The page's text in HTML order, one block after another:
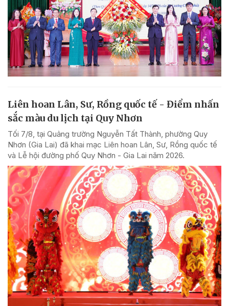
Liên hoan Lân, Sư, Rồng quốc tế - Điểm nhấn
sắc màu du lịch tại Quy Nhơn
Tối 7/8, tại Quảng trường Nguyễn Tất Thành, phường Quy
Nhơn (Gia Lai) đã khai mạc Liên hoan Lân, Sư, Rồng quốc tế
và Lễ hội đường phố Quy Nhơn - Gia Lai năm 2026.